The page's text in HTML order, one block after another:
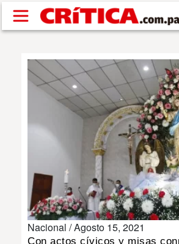
Pasar al contenido principal
SUCESOS
SHOW
DEPORTES
Nacional /Agosto 15, 2021
Con actos cívicos y misas